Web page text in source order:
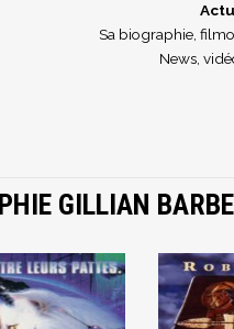
Sa biographie,
News,
GILLIAN